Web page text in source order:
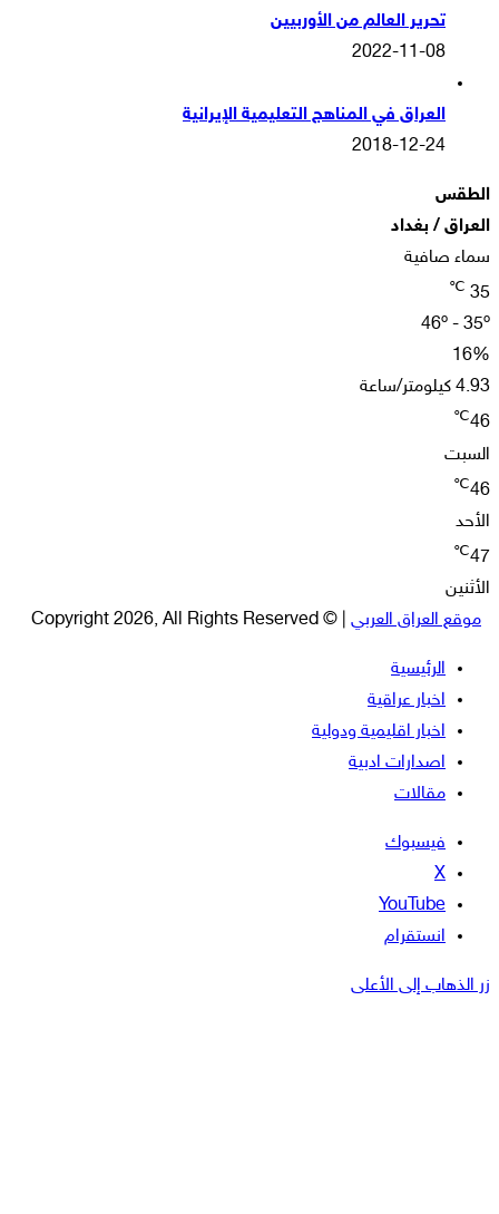
تحرير العالم من الأوربيين
2022-11-08
العراق في المناهج التعليمية الإيرانية
2018-12-24
الطقس
العراق / بغداد
سماء صافية
35
℃
46º - 35º
16%
4.93 كيلومتر/ساعة
46
℃
السبت
46
℃
الأحد
47
℃
الأثنين
موقع العراق العربي | © Copyright 2026, All Rights Reserved
الرئيسية
اخبار عراقية
اخبار اقليمية ودولية
اصدارات ادبية
مقالات
فيسبوك
‫X
‫YouTube
انستقرام
زر الذهاب إلى الأعلى